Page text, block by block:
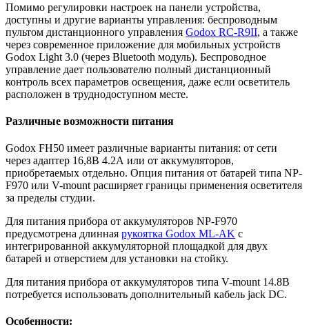
Помимо регулировки настроек на панели устройства,
доступны и другие варианты управления: беспроводным
пультом дистанционного управления Godox RC-R9II, а также
через современное приложение для мобильных устройств
Godox Light 3.0 (через Bluetooth модуль). Беспроводное
управление дает пользователю полный дистанционный
контроль всех параметров освещения, даже если осветитель
расположен в труднодоступном месте.
Различные возможности питания
Godox FH50 имеет различные варианты питания: от сети
через адаптер 16,8В 4.2А или от аккумуляторов,
приобретаемых отдельно. Опция питания от батарей типа NP-
F970 или V-mount расширяет границы применения осветителя
за пределы студии.
Для питания прибора от аккумуляторов NP-F970
предусмотрена длинная рукоятка Godox ML-AK с
интегрированной аккумуляторной площадкой для двух
батарей и отверстием для установки на стойку.
Для питания прибора от аккумуляторов типа V-mount 14.8В
потребуется использовать дополнительный кабель jack DC.
Особенности: